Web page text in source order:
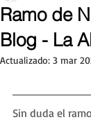
Ramo de
Blog - La
Actualizado: 3 mar
Sin duda el